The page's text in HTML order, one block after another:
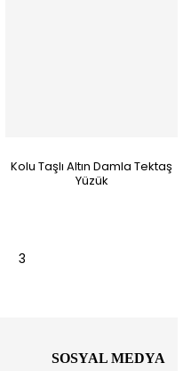
Kolu Taşlı Altın Damla Tektaş
Yüzük
3
SOSYAL MEDYA